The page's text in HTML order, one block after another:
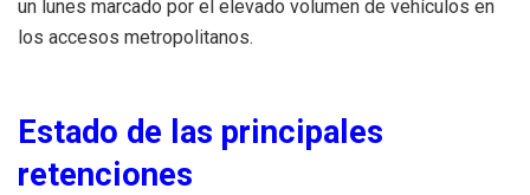
un lunes marcado por el elevado volumen de vehículos en
los accesos metropolitanos.
Estado de las principales
retenciones